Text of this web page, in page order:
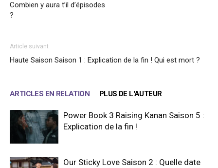
Combien y aura t’il d’épisodes
?
Article suivant
Haute Saison Saison 1 : Explication de la fin ! Qui est mort ?
ARTICLES EN RELATION PLUS DE L'AUTEUR
Power Book 3 Raising Kanan Saison 5 :
Explication de la fin !
Our Sticky Love Saison 2 : Quelle date